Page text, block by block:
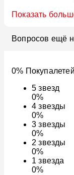
Показать
Вопросов ещё
0%
5звезд
0%
4звезды
0%
3звезды
0%
2звезды
0%
1звезда
0%